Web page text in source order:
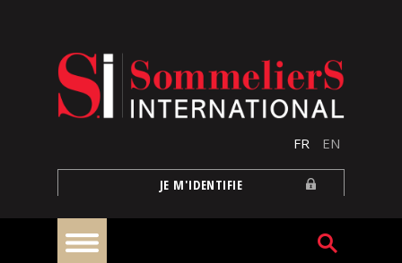
FR EN
JE M'IDENTIFIE